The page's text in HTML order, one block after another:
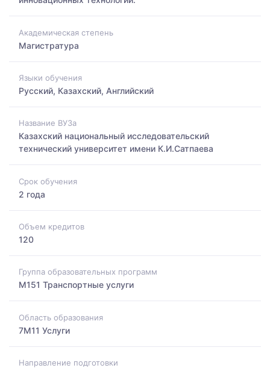
Академическая степень
Магистратура
Языки обучения
Русский, Казахский, Английский
Название ВУЗа
Казахский национальный исследовательский
технический университет имени К.И.Сатпаева
Срок обучения
2 года
Объем кредитов
120
Группа образовательных программ
M151 Транспортные услуги
Область образования
7M11 Услуги
Направление подготовки